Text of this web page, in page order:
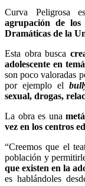
Curva Peligrosa
agrupación de
Dramáticas de la
Esta obra busca
adolescente en
son poco valoradas
por ejemplo el
sexual, drogas,
La obra es una
vez en los centros
“Creemos que el
población y
que existen en la
es hablándoles